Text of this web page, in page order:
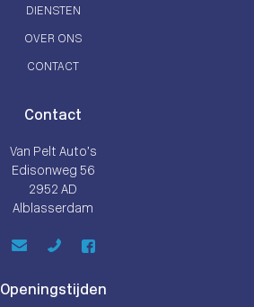
DIENSTEN
OVER ONS
CONTACT
Contact
Van Pelt Auto’s
Edisonweg 56
2952 AD
Alblasserdam
Openingstijden